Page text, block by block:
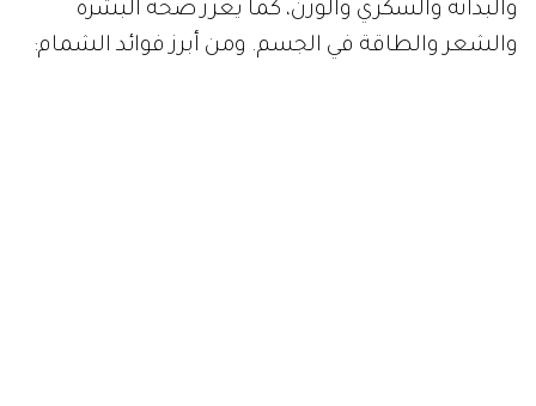
والبدانة والسكري والوزن، كما يعزز صحة البشرة
والشعر والطاقة في الجسم. ومن أبرز فوائد الشمام: